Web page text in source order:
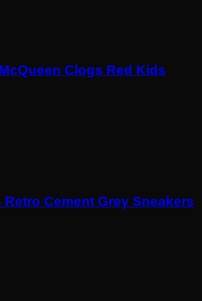
Clogs Red Kids
Cement Grey Sneakers